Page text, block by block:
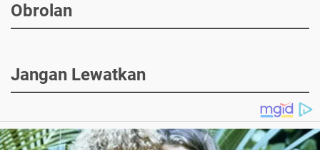
Obrolan
Jangan Lewatkan